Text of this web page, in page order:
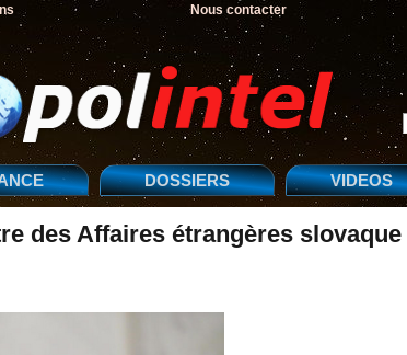
Nous contacter
DOSSIERS VIDEOS
des Affaires étrangères slovaque